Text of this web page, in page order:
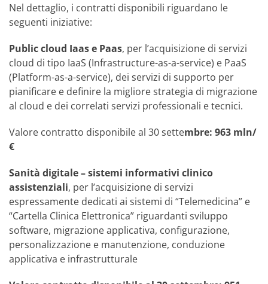
Nel dettaglio, i contratti disponibili riguardano le
seguenti iniziative:
Public cloud Iaas e Paas, per l’acquisizione di servizi
cloud di tipo IaaS (Infrastructure-as-a-service) e PaaS
(Platform-as-a-service), dei servizi di supporto per
pianificare e definire la migliore strategia di migrazione
al cloud e dei correlati servizi professionali e tecnici.
Valore contratto disponibile al 30 settembre: 963 mln/
€
Sanità digitale – sistemi informativi clinico
assistenziali, per l’acquisizione di servizi
espressamente dedicati ai sistemi di “Telemedicina” e
“Cartella Clinica Elettronica” riguardanti sviluppo
software, migrazione applicativa, configurazione,
personalizzazione e manutenzione, conduzione
applicativa e infrastrutturale